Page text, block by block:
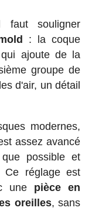
faut souligner
: la coque
ajoute de la
groupe de
d'air, un détail
modernes,
assez avancé
possible et
Ce réglage est
une pièce en
oreilles, sans